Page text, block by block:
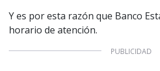
Y es por esta razón que Banco
horario de atención.